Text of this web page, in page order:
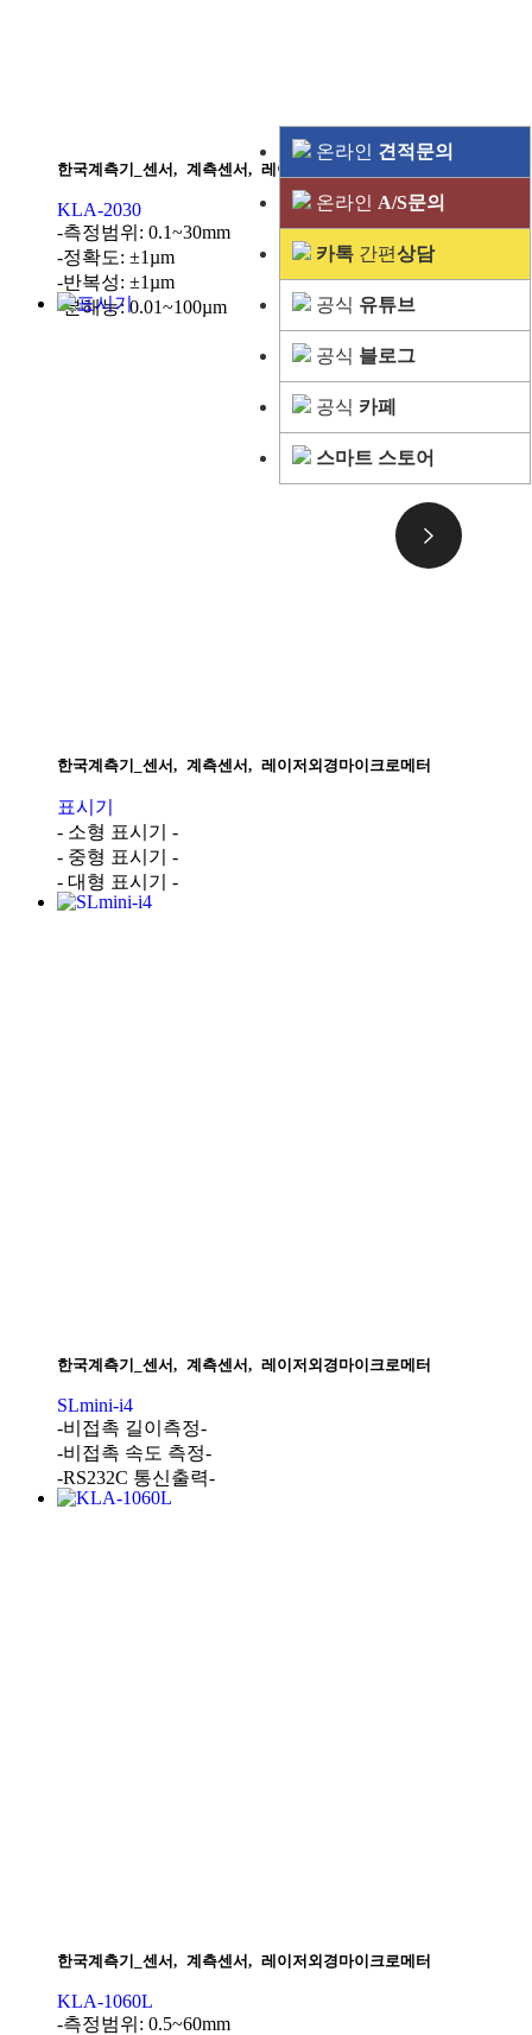
한국계측기_센서 , 계측센서, 레이저외경마이크로메터
KLA-2030
-측정범위: 0.1~30mm
-정확도: ±1µm
-반복성: ±1µm
-분해능: 0.01~100µm
한국계측기_센서 , 계측센서, 레이저외경마이크로메터
표시기
- 소형 표시기 -
- 중형 표시기 -
- 대형 표시기 -
한국계측기_센서 , 계측센서, 레이저외경마이크로메터
SLmini-i4
-비접촉 길이측정-
-비접촉 속도 측정-
-RS232C 통신출력-
한국계측기_센서 , 계측센서, 레이저외경마이크로메터
KLA-1060L
-측정범위: 0.5~60mm
온라인 견적문의
온라인 A/S문의
카톡 간편상담
공식 유튜브
공식 블로그
공식 카페
스마트 스토어